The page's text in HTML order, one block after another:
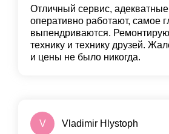
Отличный сервис,
оперативно работают, самое
выпендриваются.
технику и технику друзей.
и цены не было никогда.
V Vladimir Hlystoph